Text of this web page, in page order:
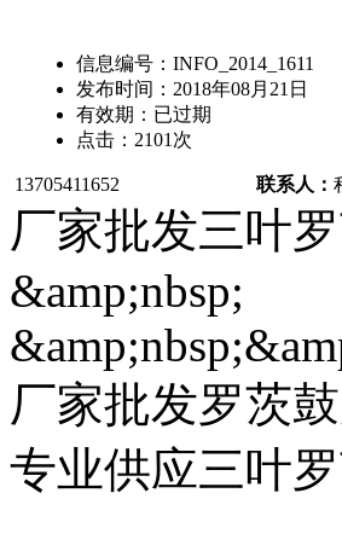
信息编号： INFO_2014_1611
发布时间： 2018年08月21日
有效期： 已过期
点击： 2101 次
13705411652 联系人：
厂家批发三叶
&amp;nbsp;
厂家批发罗茨
专业供应三叶